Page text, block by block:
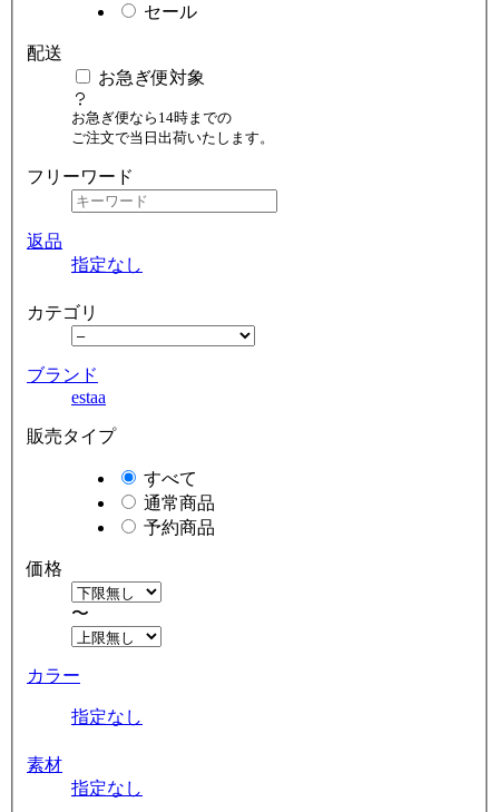
セール
配送
お急ぎ便対象
お急ぎ便なら14時までの
ご注文で当日出荷いたします。
フリーワード
返品
指定なし
カテゴリ
ブランド
estaa
販売タイプ
すべて
通常商品
予約商品
価格
〜
カラー
指定なし
素材
指定なし